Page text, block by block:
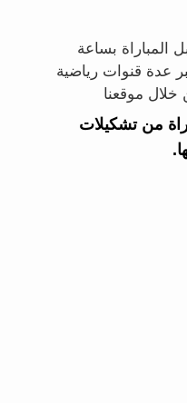
المباراة بساعة
عدة قنوات رياضية
خلال موقعنا
من تشكيلات